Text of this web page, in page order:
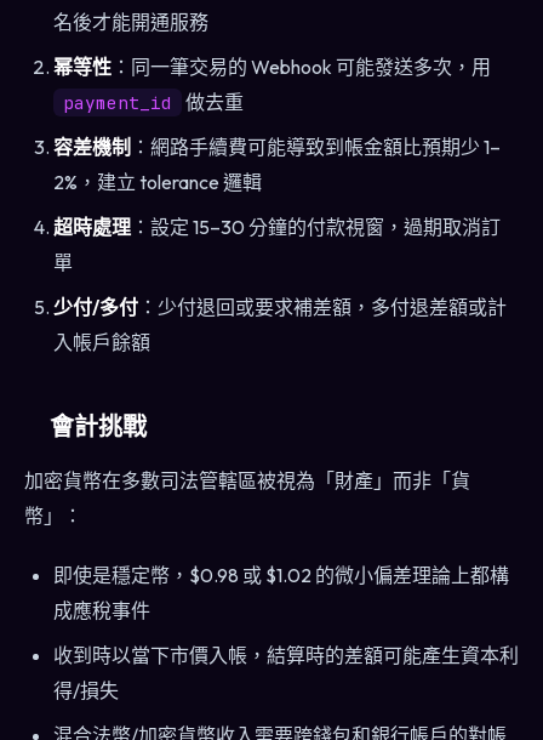
名後才能開通服務
幂等性 ：同一筆交易的 Webhook 可能發送多次，用
payment_id
做去重
容差機制 ：網路手續費可能導致到帳金額比預期少 1–
2%，建立 tolerance 邏輯
超時處理 ：設定 15–30 分鐘的付款視窗，過期取消訂
單
少付/多付 ：少付退回或要求補差額，多付退差額或計
入帳戶餘額
會計挑戰
加密貨幣在多數司法管轄區被視為「財產」而非「貨
幣」：
即使是穩定幣，$0.98 或 $1.02 的微小偏差理論上都構
成應稅事件
收到時以當下市價入帳，結算時的差額可能產生資本利
得/損失
混合法幣/加密貨幣收入需要跨錢包和銀行帳戶的對帳